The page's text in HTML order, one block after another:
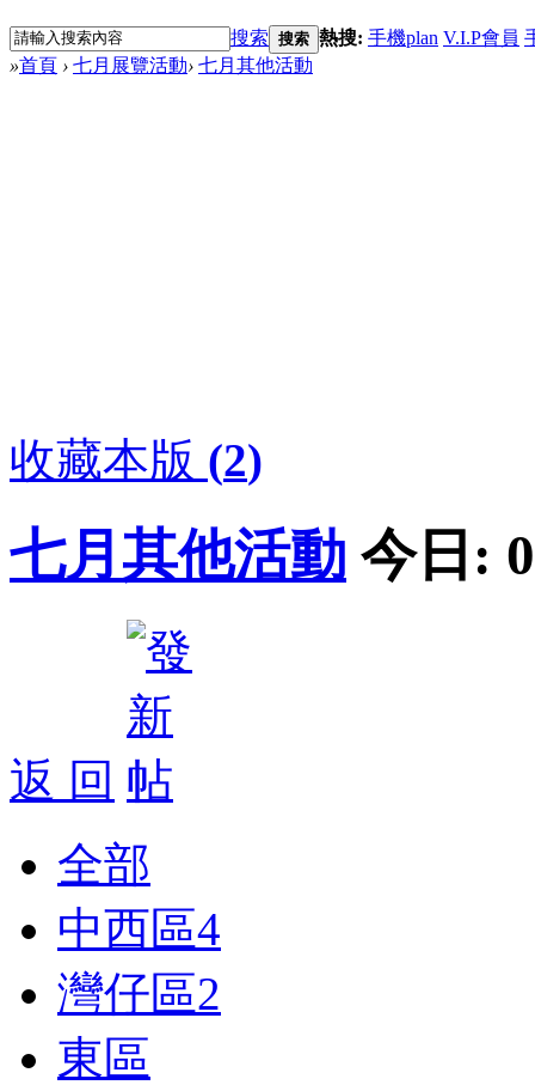
搜索 搜索 熱搜: 手機plan V.I.P會員
»首頁 › 七月展覽活動› 七月其他活動
收藏本版 (2)
七月其他活動 今日: 0
返 回
全部
中西區4
灣仔區2
東區